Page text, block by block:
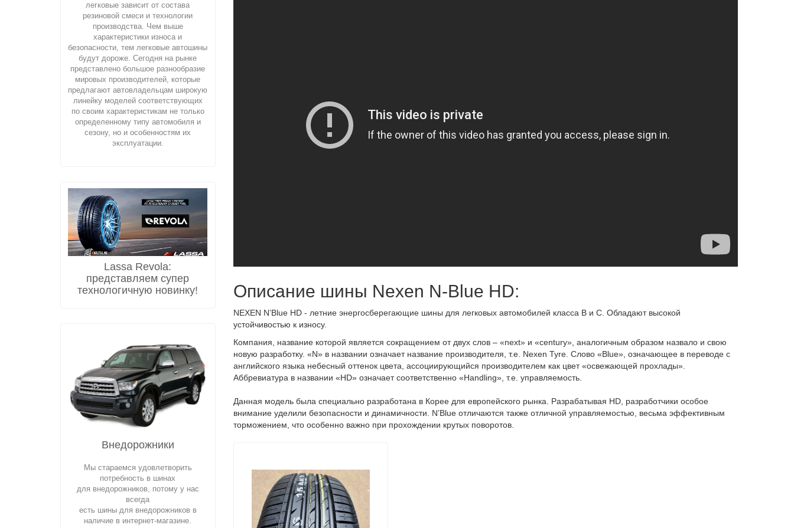
Описание шины Nexen N-Blue HD:
NEXEN N’Blue HD - летние энергосберегающие шины для легковых автомобилей класса B и C. Обладают высокой
устойчивостью к износу.
Компания, название которой является сокращением от двух слов – «next» и «century», аналогичным образом назвало и свою
новую разработку. «N» в названии означает название производителя, т.е. Nexen Tyre. Слово «Blue», означающее в переводе с
английского языка небесный оттенок цвета, ассоциирующийся производителем как цвет «освежающей прохлады».
Аббревиатура в названии «HD» означает соответственно «Handling», т.е. управляемость.
Данная модель была специально разработана в Корее для европейского рынка. Разрабатывая HD, разработчики особое
внимание уделили безопасности и динамичности. N’Blue отличаются также отличной управляемостью, весьма эффективным
торможением, что особенно важно при прохождении крутых поворотов.
легковые зависит от состава
резиновой смеси и технологии
производства. Чем выше
характеристики износа и
безопасности, тем легковые автошины
будут дороже. Сегодня на рынке
представлено большое разнообразие
мировых производителей, которые
предлагают автовладельцам широкую
линейку моделей соответствующих
по своим характеристикам не только
определенному типу автомобиля и
сезону, но и особенностям их
эксплуатации.
Lassa Revola:
представляем супер
технологичную новинку!
Внедорожники
Мы стараемся удовлетворить
потребность в шинах
для внедорожников, потому у нас
всегда
есть шины для внедорожников в
наличие в интернет-магазине.